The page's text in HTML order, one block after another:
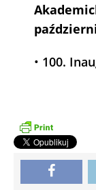
• 100.